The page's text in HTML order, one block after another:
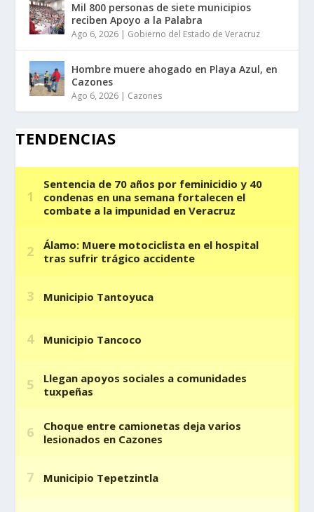
Mil 800 personas de siete municipios
reciben Apoyo a la Palabra
Ago 6, 2026 | Gobierno del Estado de Veracruz
Hombre muere ahogado en Playa Azul, en
Cazones
Ago 6, 2026 | Cazones
TENDENCIAS